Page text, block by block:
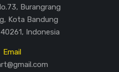
Burangrang
Kota Bandung
Indonesia
Email